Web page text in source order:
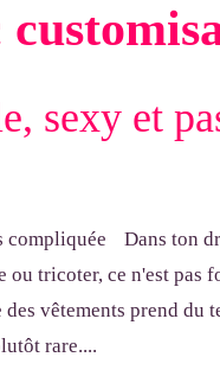
"Veste Rue
sexy et
Dans ton
tricoter, ce n'est pas
vêtements prend du
rare....